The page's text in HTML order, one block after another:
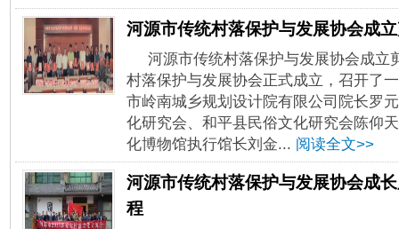
河源市传统村落保护与发展协会成
河源市传统村落保护与发展协会成立
村落保护与发展协会正式成立，召开了
市岭南城乡规划设计院有限公司院长罗
化研究会、和平县民俗文化研究会陈仰
化博物馆执行馆长刘金... 阅读全文>>
河源市传统村落保护与发展协会成
程